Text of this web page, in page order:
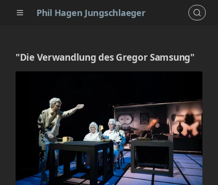
Phil Hagen Jungschlaeger
"Die Verwandlung des Gregor Samsung"